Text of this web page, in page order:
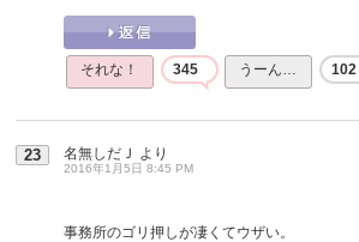
それな！ 345 うーん… 102
23 名無しだＪ より
2016年1月5日 8:45 PM
事務所のゴリ押しが凄くてウザい。